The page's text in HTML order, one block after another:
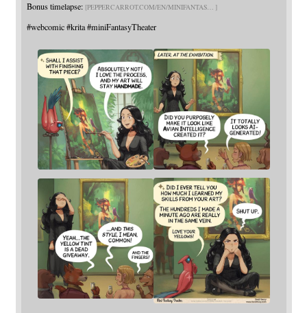
Bonus timelapse: PEPPERCARROT.COM/EN/MINIFANTAS
#webcomic #krita #miniFantasyTheater